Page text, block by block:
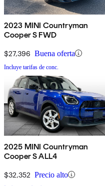
2023 MINI Countryman
Cooper S FWD
$27,396 Buena oferta
Incluye tarifas de conc.
2025 MINI Countryman
Cooper S ALL4
$32,352 Precio alto